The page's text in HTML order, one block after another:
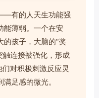
有的人天生功能强
能薄弱。一个在安
孩子，大脑的“奖
连接被强化，形成
对积极刺激反应灵
足感的微光。